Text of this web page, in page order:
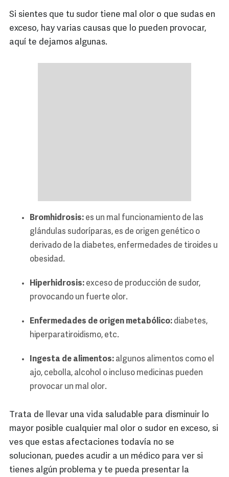
Si sientes que tu sudor tiene mal olor o que sudas en
exceso, hay varias causas que lo pueden provocar,
aquí te dejamos algunas.
Bromhidrosis: es un mal funcionamiento de las
glándulas sudoríparas, es de origen genético o
derivado de la diabetes, enfermedades de tiroides u
obesidad.
Hiperhidrosis: exceso de producción de sudor,
provocando un fuerte olor.
Enfermedades de origen metabólico: diabetes,
hiperparatiroidismo, etc.
Ingesta de alimentos: algunos alimentos como el
ajo, cebolla, alcohol o incluso medicinas pueden
provocar un mal olor.
Trata de llevar una vida saludable para disminuir lo
mayor posible cualquier mal olor o sudor en exceso, si
ves que estas afectaciones todavía no se
solucionan, puedes acudir a un médico para ver si
tienes algún problema y te pueda presentar la